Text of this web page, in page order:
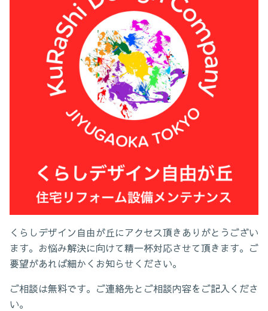
くらしデザイン自由が丘にアクセス頂きありがとうござい
ます。お悩み解決に向けて精一杯対応させて頂きます。ご
要望があれば細かくお知らせください。
ご相談は無料です。ご連絡先とご相談内容をご記入くださ
い。